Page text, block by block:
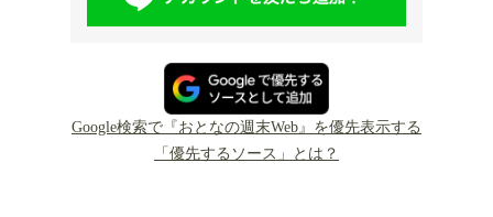
Google検索で『おとなの週末Web』を優先表示する
「優先するソース」とは？